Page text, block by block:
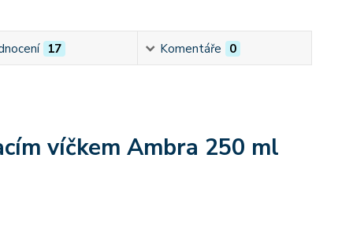
17 Komentáře 0
víčkem Ambra 250 ml